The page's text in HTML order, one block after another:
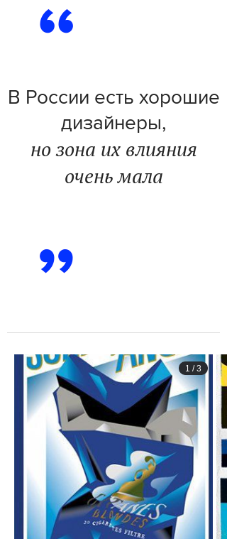
В России есть хорошие
дизайнеры,
но зона их влияния
очень мала
1 /3